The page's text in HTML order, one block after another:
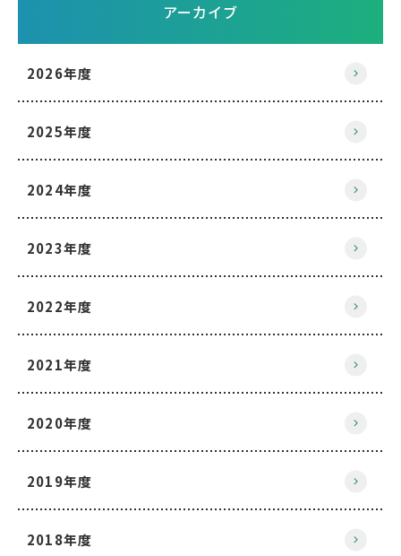
アーカイブ
2026年度
2025年度
2024年度
2023年度
2022年度
2021年度
2020年度
2019年度
2018年度